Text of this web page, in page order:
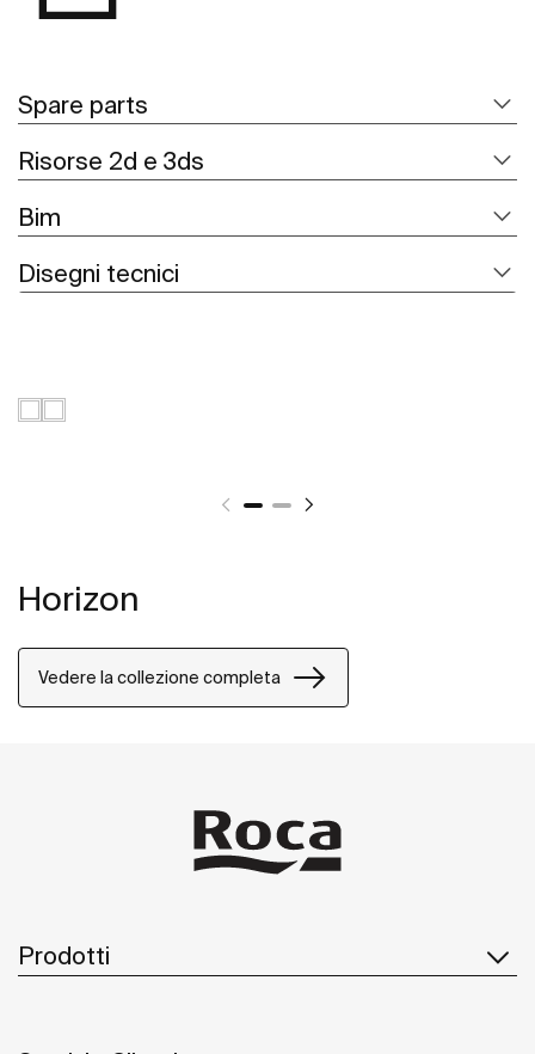
Spare parts
Risorse 2d e 3ds
Bim
Disegni tecnici
Horizon
Vedere la collezione completa
Prodotti